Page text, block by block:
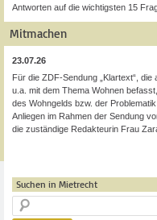
Antworten auf die wichtigsten 15
Mitmachen
23.07.26
Für die ZDF-Sendung „Klartext“,
u.a. mit dem Thema Wohnen
des Wohngelds bzw. der
Anliegen im Rahmen der Sendung
die zuständige Redakteurin Frau
Suchen in Mietrecht